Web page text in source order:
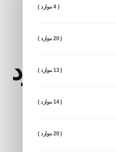
( 4 موارد )
( 20 موارد )
( 13 موارد )
( 14 موارد )
( 20 موارد )
خرد